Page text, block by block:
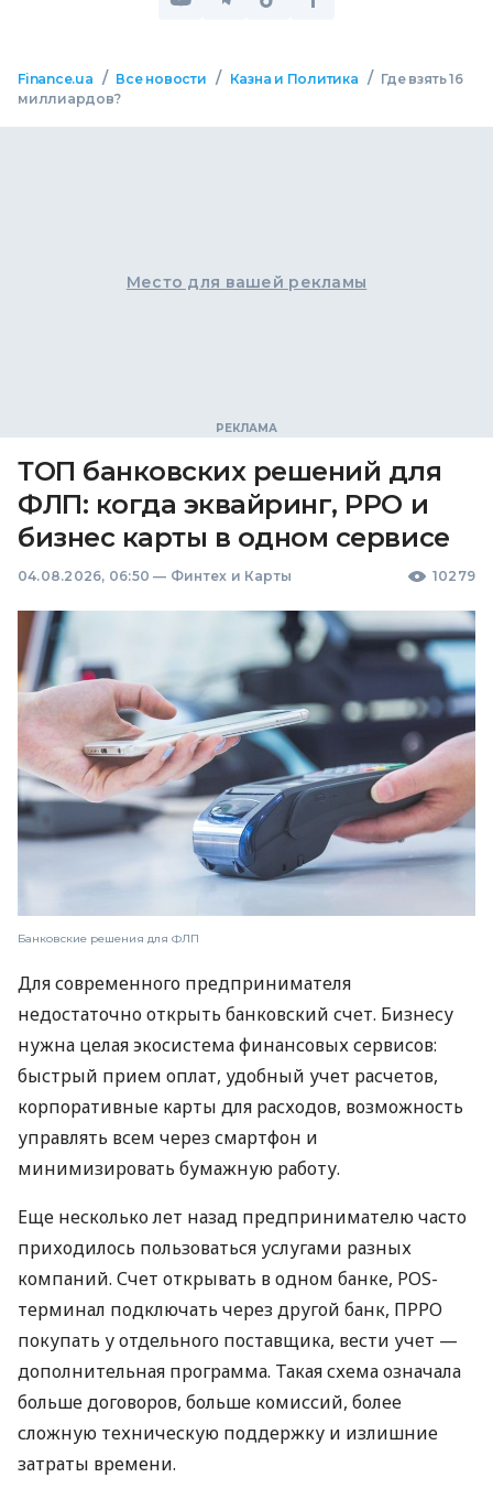
Finance.ua / Все новости / Казна и Политика / Где взять 16
миллиардов?
Место для вашей рекламы
ТОП банковских решений для
ФЛП: когда эквайринг, РРО и
бизнес карты в одном сервисе
04.08.2026, 06:50 — Финтех и Карты 10279
Банковские решения для ФЛП
Для современного предпринимателя
недостаточно открыть банковский счет. Бизнесу
нужна целая экосистема финансовых сервисов:
быстрый прием оплат, удобный учет расчетов,
корпоративные карты для расходов, возможность
управлять всем через смартфон и
минимизировать бумажную работу.
Еще несколько лет назад предпринимателю часто
приходилось пользоваться услугами разных
компаний. Счет открывать в одном банке, POS-
терминал подключать через другой банк, ПРРО
покупать у отдельного поставщика, вести учет —
дополнительная программа. Такая схема означала
больше договоров, больше комиссий, более
сложную техническую поддержку и излишние
затраты времени.